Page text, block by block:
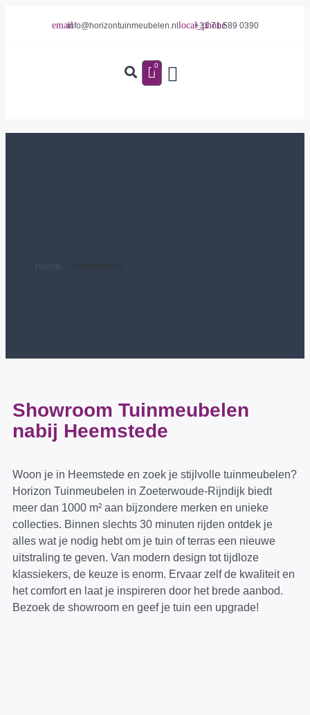
info@horizontuinmeubelen.nl +31 71 589 0390
0
» Heemstede
Showroom Tuinmeubelen
nabij Heemstede
Woon je in Heemstede en zoek je stijlvolle tuinmeubelen?
Horizon Tuinmeubelen in Zoeterwoude-Rijndijk biedt
meer dan 1000 m² aan bijzondere merken en unieke
collecties. Binnen slechts 30 minuten rijden ontdek je
alles wat je nodig hebt om je tuin of terras een nieuwe
uitstraling te geven. Van modern design tot tijdloze
klassiekers, de keuze is enorm. Ervaar zelf de kwaliteit en
het comfort en laat je inspireren door het brede aanbod.
Bezoek de showroom en geef je tuin een upgrade!